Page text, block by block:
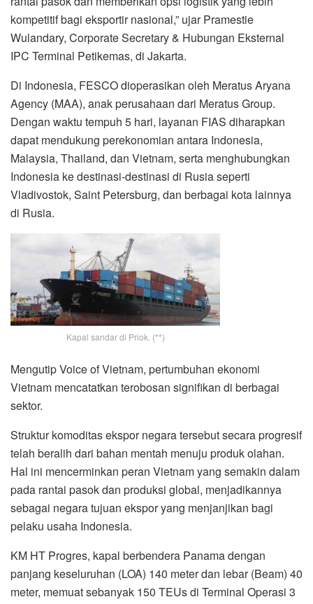
kompetitif bagi eksportir nasional,” ujar Pramestie
Wulandary, Corporate Secretary & Hubungan Eksternal
IPC Terminal Petikemas, di Jakarta.
Di Indonesia, FESCO dioperasikan oleh Meratus Aryana
Agency (MAA), anak perusahaan dari Meratus Group.
Dengan waktu tempuh 5 hari, layanan FIAS diharapkan
dapat mendukung perekonomian antara Indonesia,
Malaysia, Thailand, dan Vietnam, serta menghubungkan
Indonesia ke destinasi-destinasi di Rusia seperti
Vladivostok, Saint Petersburg, dan berbagai kota lainnya
di Rusia.
Kapal sandar di Priok. (**)
Mengutip Voice of Vietnam, pertumbuhan ekonomi
Vietnam mencatatkan terobosan signifikan di berbagai
sektor.
Struktur komoditas ekspor negara tersebut secara progresif
telah beralih dari bahan mentah menuju produk olahan.
Hal ini mencerminkan peran Vietnam yang semakin dalam
pada rantai pasok dan produksi global, menjadikannya
sebagai negara tujuan ekspor yang menjanjikan bagi
pelaku usaha Indonesia.
KM HT Progres, kapal berbendera Panama dengan
panjang keseluruhan (LOA) 140 meter dan lebar (Beam) 40
meter, memuat sebanyak 150 TEUs di Terminal Operasi 3